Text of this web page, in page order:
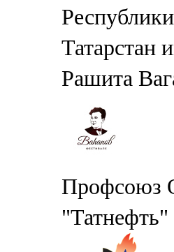
Республики
Татарстан
Рашита
Профсоюз
"Татнефть"